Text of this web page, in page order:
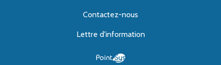
Contactez-nous
Lettre d'information